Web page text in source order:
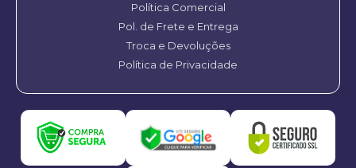
Política Comercial
Pol. de Frete e Entrega
Troca e Devoluções
Política de Privacidade